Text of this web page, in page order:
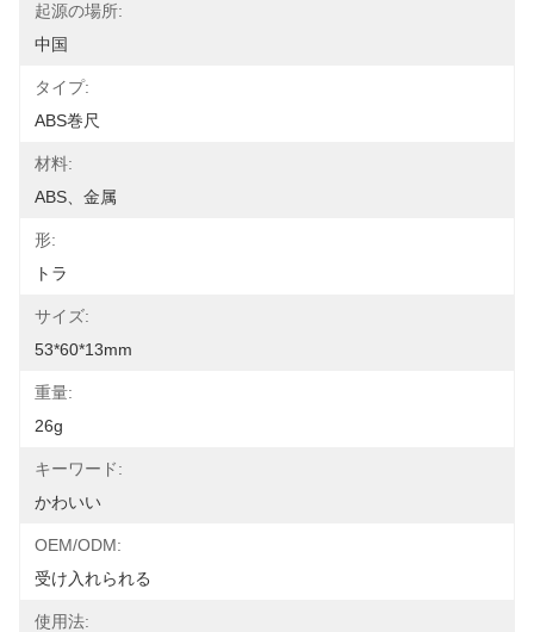
起源の場所:
中国
タイプ:
ABS巻尺
材料:
ABS、金属
形:
トラ
サイズ:
53*60*13mm
重量:
26g
キーワード:
かわいい
OEM/ODM:
受け入れられる
使用法: